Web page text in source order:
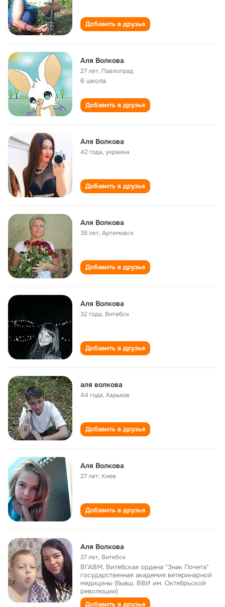
Добавить в друзья
Аля Волкова
27 лет, Павлоград
6 школа
Добавить в друзья
Аля Волкова
42 года,украина
Добавить в друзья
Аля Волкова
35 лет,Артемовск
Добавить в друзья
Аля Волкова
32 года, Витебск
Добавить в друзья
аля волкова
44 года,Харьков
Добавить в друзья
Аля Волкова
27 лет, Киев
Добавить в друзья
Аля Волкова
37 лет, Витебск
ВГАВМ, Витебская ордена "Знак Почета"
государственная академия ветеринарной
медицины (бывш. ВВИ им. Октябрьской
революции)
Добавить в друзья